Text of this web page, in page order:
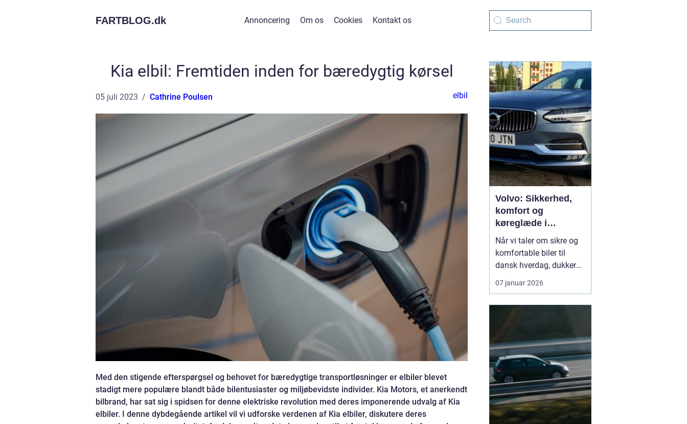
FARTBLOG.dk Annoncering Om os Cookies Kontakt os
Kia elbil: Fremtiden inden for bæredygtig kørsel
05 juli 2023 Cathrine Poulsen elbil
Med den stigende efterspørgsel og behovet for bæredygtige transportløsninger er elbiler blevet
stadigt mere populære blandt både bilentusiaster og miljøbevidste individer. Kia Motors, et anerkendt
bilbrand, har sat sig i spidsen for denne elektriske revolution med deres imponerende udvalg af Kia
elbiler. I denne dybdegående artikel vil vi udforske verdenen af Kia elbiler, diskutere deres
Volvo: Sikkerhed,
komfort og
køreglæde i
hverdagen
Når vi taler om sikre og
komfortable biler til
dansk hverdag, dukker
Volvo næsten altid op.
Bilmærket har i årtier
holdbarhed. I dag er
fokus udvide...
07 januar 2026